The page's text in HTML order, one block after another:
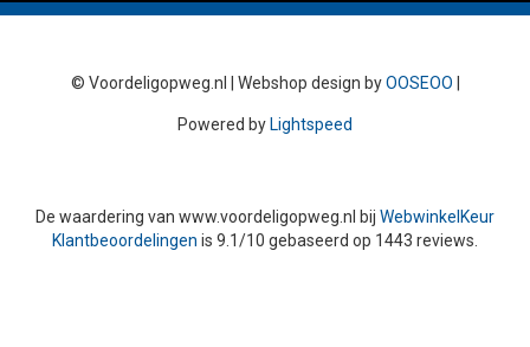
© Voordeligopweg.nl | Webshop design byOOSEOO
Powered by Lightspeed
De waardering van www.voordeligopweg.nl bij WebwinkelKeur
Klantbeoordelingen is 9.1/10 gebaseerd op 1443 reviews.